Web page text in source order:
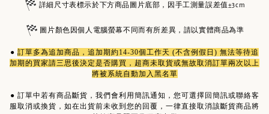
詳細尺寸表標示於下方商品圖片底部，因手工測量誤差值±3cm
圖片顏色因個人電腦螢幕不同而有所差異，請以實體商品為準
● 訂單多為追加商品 ，追加期約14-30個工作天 (不含例假日) 無法等待追
加期的買家請三思後決定是否購買，超商未取貨或無故取消訂單兩次以上
將被系統自動加入黑名單
● 訂單中若有商品斷貨，我們會利用簡訊通知，您可選擇回簡訊或聯絡客
服取消或換貨，如在出貨前未收到您的回覆，一律直接取消該斷貨商品將